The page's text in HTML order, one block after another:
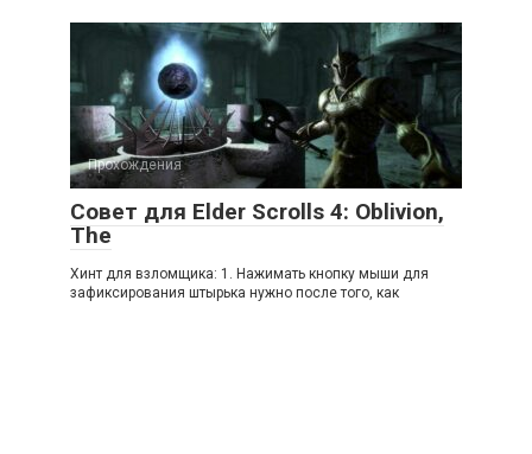
Прохождения
Совет для Elder Scrolls 4: Oblivion,
The
Хинт для взломщика: 1. Нажимать кнопку мыши для
зафиксирования штырька нужно после того, как